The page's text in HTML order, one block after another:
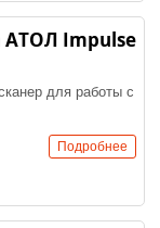
АТОЛ Impulse
для работы с
Подробнее